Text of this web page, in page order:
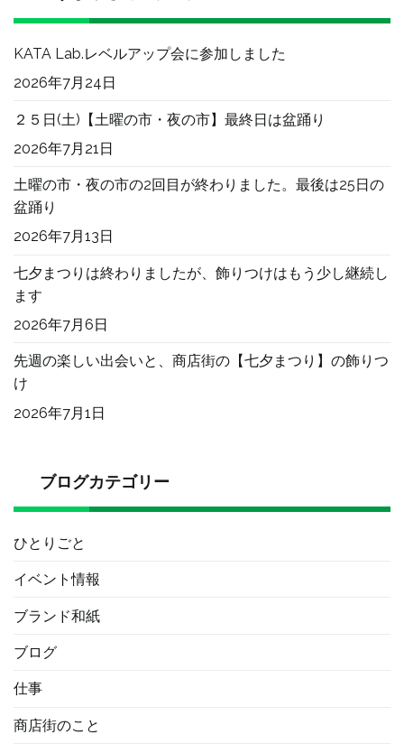
KATA Lab.レベルアップ会に参加しました
2026年7月24日
２５日(土)【土曜の市・夜の市】最終日は盆踊り
2026年7月21日
土曜の市・夜の市の2回目が終わりました。最後は25日の
盆踊り
2026年7月13日
七夕まつりは終わりましたが、飾りつけはもう少し継続し
ます
2026年7月6日
先週の楽しい出会いと、商店街の【七夕まつり】の飾りつ
け
2026年7月1日
ブログカテゴリー
ひとりごと
イベント情報
ブランド和紙
ブログ
仕事
商店街のこと